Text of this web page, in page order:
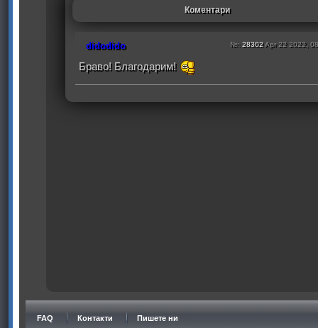
Коментари
didodido №:28302Apr 22 2022,
Браво! Благодарим!
FAQ Контакти Пишете ни